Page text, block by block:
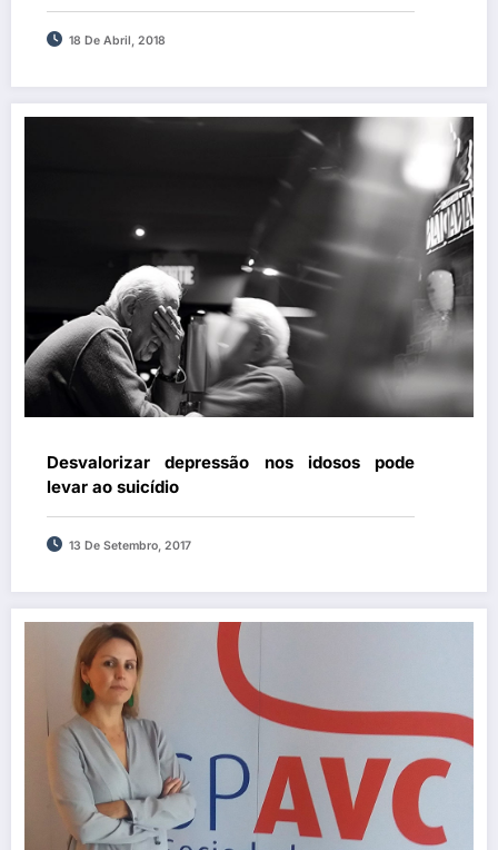
18 De Abril, 2018
Desvalorizar depressão nos idosos pode
levar ao suicídio
13 De Setembro, 2017